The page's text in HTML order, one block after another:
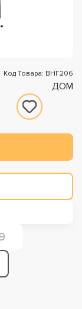
Код Товара: ВНГ206
ДОМ